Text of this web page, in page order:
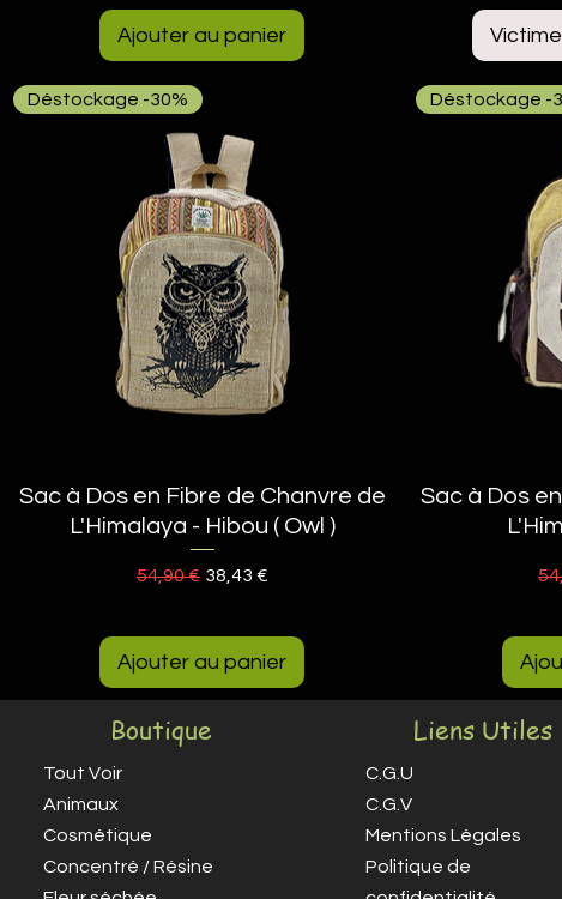
Ajouter au panier
Aperçu rapide
Déstockage -30%
Sac à Dos en Fibre de Chanvre de
L'Himalaya - Hibou ( Owl )
Prix original
54,90 € Prix promotionnel
38,43 €
Ajouter au panier
Déstockage -
Sac à Dos
Boutique
Tout Voir
Animaux
Cosmétique
Concentré / Résine
Liens Utiles
C.G.U
C.G.V
Mentions Légales
Politique de